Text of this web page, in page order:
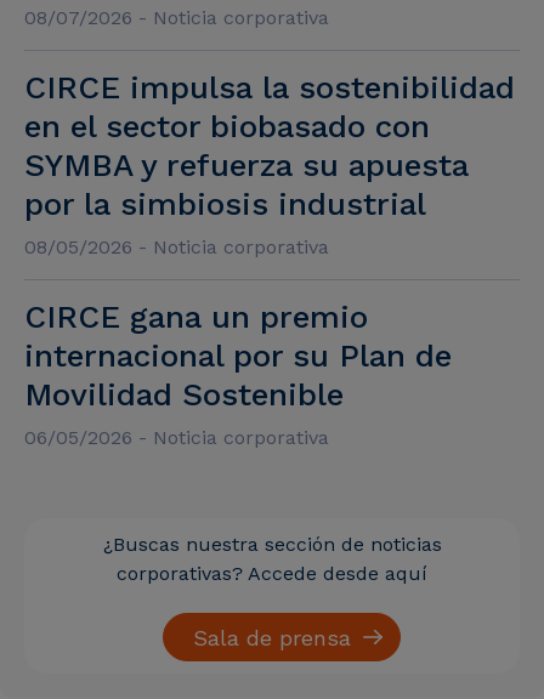
08/07/2026 - Noticia corporativa
CIRCE impulsa la sostenibilidad
en el sector biobasado con
SYMBA y refuerza su apuesta
por la simbiosis industrial
08/05/2026 - Noticia corporativa
CIRCE gana un premio
internacional por su Plan de
Movilidad Sostenible
06/05/2026 - Noticia corporativa
¿Buscas nuestra sección de noticias
corporativas? Accede desde aquí
Sala de prensa